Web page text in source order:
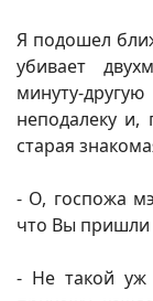
Я подошел
убивает
минуту-
неподалеку
старая
- О, госпожа
что Вы пришли
- Не такой уж